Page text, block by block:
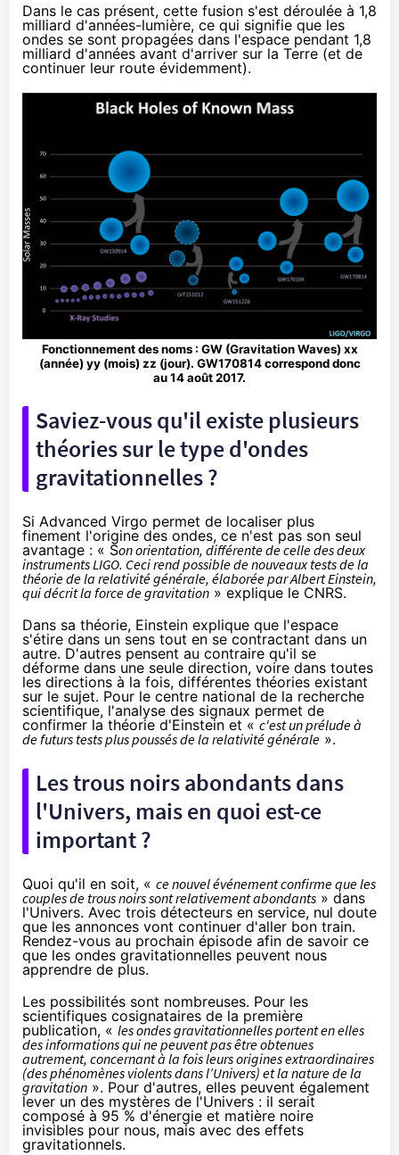
Dans le cas présent, cette fusion s'est déroulée à 1,8
milliard d'années-lumière, ce qui signifie que les
ondes se sont propagées dans l'espace pendant 1,8
milliard d'années avant d'arriver sur la Terre (et de
continuer leur route évidemment).
Fonctionnement des noms : GW (Gravitation Waves) xx
(année) yy (mois) zz (jour). GW170814 correspond donc
au 14 août 2017.
Saviez-vous qu'il existe plusieurs
théories sur le type d'ondes
gravitationnelles ?
Si Advanced Virgo permet de localiser plus
finement l'origine des ondes, ce n'est pas son seul
avantage : « Son orientation, différente de celle des deux
instruments LIGO. Ceci rend possible de nouveaux tests de la
théorie de la relativité générale, élaborée par Albert Einstein,
qui décrit la force de gravitation » explique le CNRS.
Dans sa théorie, Einstein explique que l'espace
s'étire dans un sens tout en se contractant dans un
autre. D'autres pensent au contraire qu'il se
déforme dans une seule direction, voire dans toutes
les directions à la fois, différentes théories existant
sur le sujet. Pour le centre national de la recherche
scientifique, l'analyse des signaux permet de
confirmer la théorie d'Einstein et «c'est un prélude à
de futurs tests plus poussés de la relativité générale ».
Les trous noirs abondants dans
l'Univers, mais en quoi est-ce
important ?
Quoi qu'il en soit, « ce nouvel événement confirme que les
couples de trous noirs sont relativement abondants » dans
l'Univers. Avec trois détecteurs en service, nul doute
que les annonces vont continuer d'aller bon train.
Rendez-vous au prochain épisode afin de savoir ce
que les ondes gravitationnelles peuvent nous
apprendre de plus.
Les possibilités sont nombreuses. Pour les
scientifiques cosignataires de la première
publication, « les ondes gravitationnelles portent en elles
des informations qui ne peuvent pas être obtenues
autrement, concernant à la fois leurs origines extraordinaires
(des phénomènes violents dans l’Univers) et la nature de la
gravitation ». Pour d'autres, elles peuvent également
lever un des mystères de l'Univers : il serait
composé à 95 % d'énergie et matière noire
invisibles pour nous, mais avec des effets
gravitationnels.